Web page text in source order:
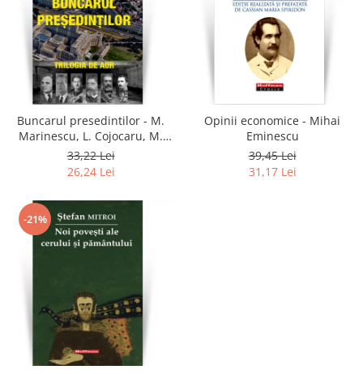
Buncarul presedintilor - M.
Marinescu, L. Cojocaru, M.
Mitran
33,22 Lei
26,24 Lei
Opinii economice - Mihai
Eminescu
39,45 Lei
31,17 Lei
-21%